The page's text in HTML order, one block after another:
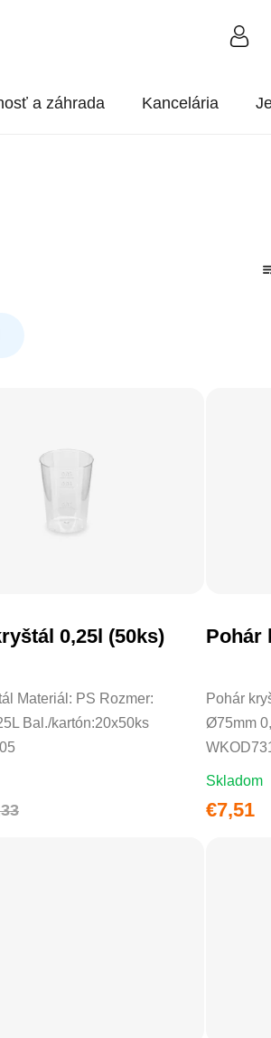
a záhrada Kancelária
0,25l (50ks)
Materiál: PS Rozmer:
Bal./kartón:20x50ks
Pohár
Pohár
Ø75mm
Skladom
€7,51